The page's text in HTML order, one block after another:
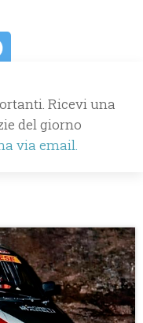
Ricevi una
del giorno
via email.